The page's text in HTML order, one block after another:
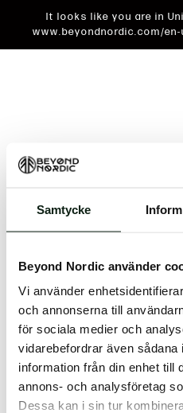
Samtycke
Beyond Nordic använder
Vi använder
och annonserna till
för sociala medier och
vidarebefordrar även sådana
information från din enhet till
annons- och analysföretag
Dessa kan i sin tur
It looks like you are in
www.beyondnordic.com/
An unknown error has
issue will be
Click the button below to
issue persists, either
reopening
Clearing your browser